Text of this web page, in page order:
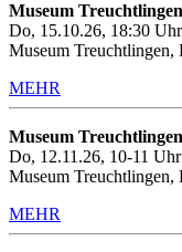
Museum
Do, 15.10.26, 18:30 Uhr
Museum Treuchtlingen,
MEHR
Museum
Do, 12.11.26, 10-11 Uhr
Museum Treuchtlingen,
MEHR